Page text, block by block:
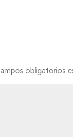
obligatorios